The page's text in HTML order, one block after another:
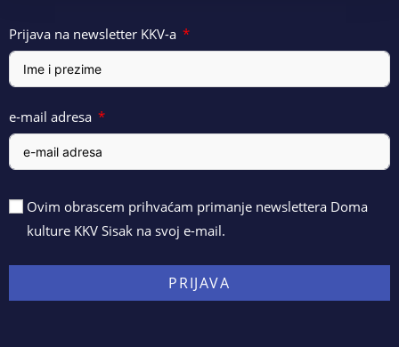
Prijava na newsletter KKV-a
e-mail adresa
Ovim obrascem prihvaćam primanje newslettera Doma
kulture KKV Sisak na svoj e-mail.
PRIJAVA